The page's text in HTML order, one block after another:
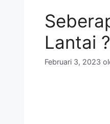
Lantai
Februari 3, 2023